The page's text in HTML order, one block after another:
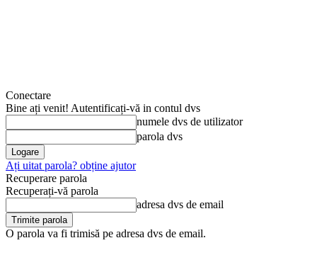
Conectare
Bine ați venit! Autentificați-vă in contul dvs
numele dvs de utilizator
parola dvs
Ați uitat parola? obține ajutor
Recuperare parola
Recuperați-vă parola
adresa dvs de email
O parola va fi trimisă pe adresa dvs de email.